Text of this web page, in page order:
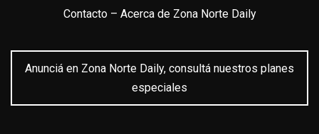
Contacto– Acerca de Zona Norte Daily
Anunciá en Zona Norte Daily, consultá nuestros planes
especiales